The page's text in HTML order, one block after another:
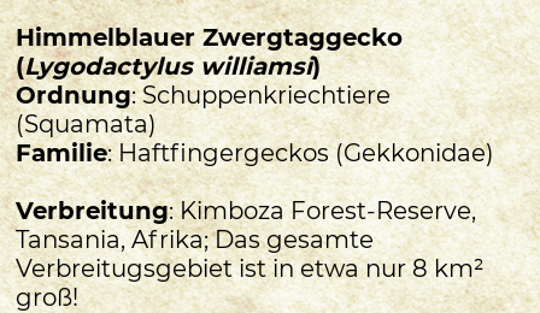
Himmelblauer Zwergtaggecko
(Lygodactylus williamsi)
Ordnung: Schuppenkriechtiere
(Squamata)
Familie: Haftfingergeckos (Gekkonidae)
Verbreitung: Kimboza Forest-Reserve,
Tansania, Afrika; Das gesamte
Verbreitugsgebiet ist in etwa nur 8 km²
groß!